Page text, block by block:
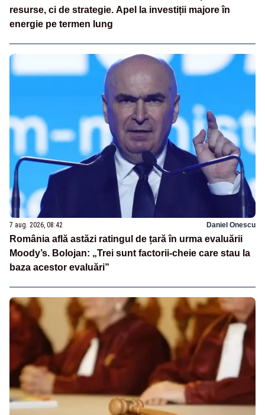
resurse, ci de strategie. Apel la investiții majore în
energie pe termen lung
7 aug. 2026, 08:42 Daniel Onescu
România află astăzi ratingul de țară în urma evaluării
Moody’s. Bolojan: „Trei sunt factorii-cheie care stau la
baza acestor evaluări”